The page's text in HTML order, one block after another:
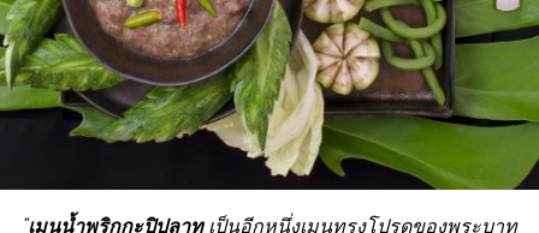
“เมนูน้ำพริกกะปิปลาทู เป็นอีกหนึ่งเมนูทรงโปรดของพระบาท